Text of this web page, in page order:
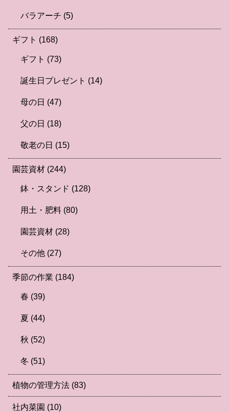
バラアーチ (5)
ギフト (168)
ギフト (73)
誕生日プレゼント (14)
母の日 (47)
父の日 (18)
敬老の日 (15)
園芸資材 (244)
鉢・スタンド (128)
用土・肥料 (80)
園芸資材 (28)
その他 (27)
季節の作業 (184)
春 (39)
夏 (44)
秋 (52)
冬 (51)
植物の管理方法 (83)
社内菜園 (10)